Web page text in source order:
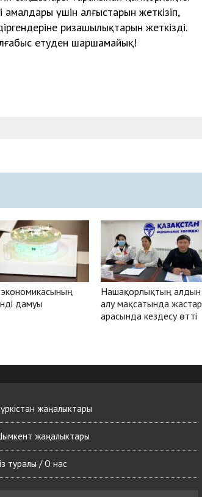
амалдары үшін алғыстарын жеткізіп,
ризашылықтарын жеткізді.
етуден шаршамайық!
экономикасының
дамуы
Нашақорлықтың алдын
алу мақсатында жастар
арасында кездесу өтті
жаңалыктары
жаңалыктары
туралы / О нас